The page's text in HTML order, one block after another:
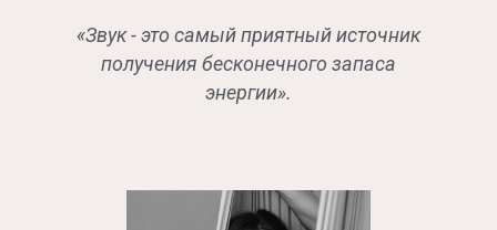
«Звук - это самый приятный источник
получения бесконечного запаса
энергии».